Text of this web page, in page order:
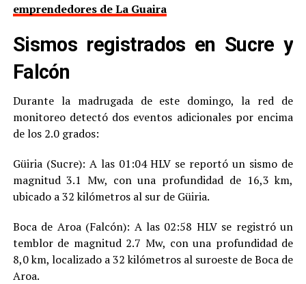
emprendedores de La Guaira
Sismos registrados en Sucre y
Falcón
Durante la madrugada de este domingo, la red de
monitoreo detectó dos eventos adicionales por encima
de los 2.0 grados:
Güiria (Sucre): A las 01:04 HLV se reportó un sismo de
magnitud 3.1 Mw, con una profundidad de 16,3 km,
ubicado a 32 kilómetros al sur de Güiria.
Boca de Aroa (Falcón): A las 02:58 HLV se registró un
temblor de magnitud 2.7 Mw, con una profundidad de
8,0 km, localizado a 32 kilómetros al suroeste de Boca de
Aroa.